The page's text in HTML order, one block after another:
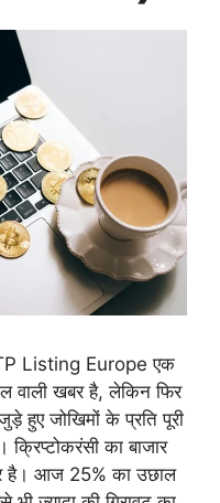
Listing Europe एक
वाली खबर है, लेकिन फिर
हुए जोखिमों के प्रति पूरी
का बाजार
है। आज 25% का उछाल